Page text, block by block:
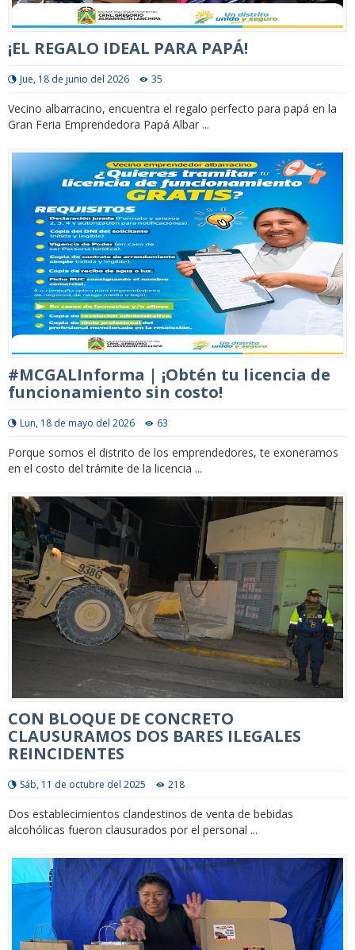
¡EL REGALO IDEAL PARA PAPÁ!
Jue, 18 de junio del 2026 35
Vecino albarracino, encuentra el regalo perfecto para papá en la
Gran Feria Emprendedora Papá Albar ...
#MCGALInforma | ¡Obtén tu licencia de
funcionamiento sin costo!
Lun, 18 de mayo del 2026 63
Porque somos el distrito de los emprendedores, te exoneramos
en el costo del trámite de la licencia ...
CON BLOQUE DE CONCRETO
CLAUSURAMOS DOS BARES ILEGALES
REINCIDENTES
Sáb, 11 de octubre del 2025 218
Dos establecimientos clandestinos de venta de bebidas
alcohólicas fueron clausurados por el personal ...